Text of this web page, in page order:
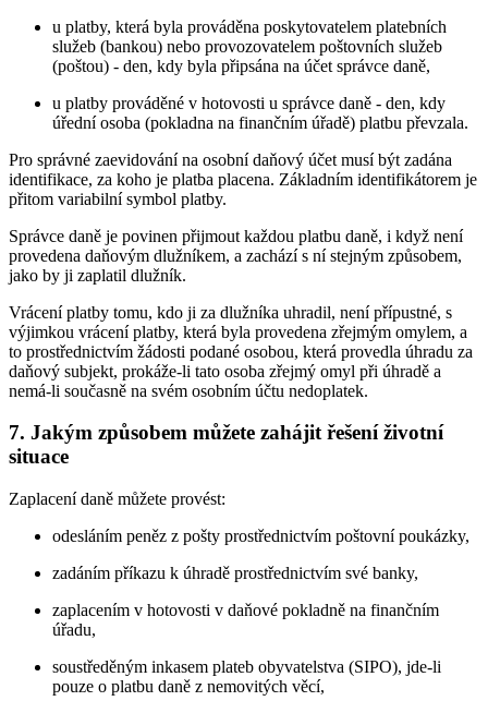
u platby, která byla prováděna poskytovatelem platebních
služeb (bankou) nebo provozovatelem poštovních služeb
(poštou) - den, kdy byla připsána na účet správce daně,
u platby prováděné v hotovosti u správce daně - den, kdy
úřední osoba (pokladna na finančním úřadě) platbu převzala.
Pro správné zaevidování na osobní daňový účet musí být zadána
identifikace, za koho je platba placena. Základním identifikátorem je
přitom variabilní symbol platby.
Správce daně je povinen přijmout každou platbu daně, i když není
provedena daňovým dlužníkem, a zachází s ní stejným způsobem,
jako by ji zaplatil dlužník.
Vrácení platby tomu, kdo ji za dlužníka uhradil, není přípustné, s
výjimkou vrácení platby, která byla provedena zřejmým omylem, a
to prostřednictvím žádosti podané osobou, která provedla úhradu za
daňový subjekt, prokáže-li tato osoba zřejmý omyl při úhradě a
nemá-li současně na svém osobním účtu nedoplatek.
7. Jakým způsobem můžete zahájit řešení životní
situace
Zaplacení daně můžete provést:
odesláním peněz z pošty prostřednictvím poštovní poukázky,
zadáním příkazu k úhradě prostřednictvím své banky,
zaplacením v hotovosti v daňové pokladně na finančním
úřadu,
soustředěným inkasem plateb obyvatelstva (SIPO), jde-li
pouze o platbu daně z nemovitých věcí,